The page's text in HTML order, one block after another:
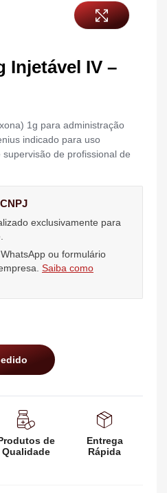
Injetável IV –
1g para administração
indicado para uso
de profissional de
exclusivamente para
ou formulário
Saiba como
de
Qualidade
Entrega
Rápida